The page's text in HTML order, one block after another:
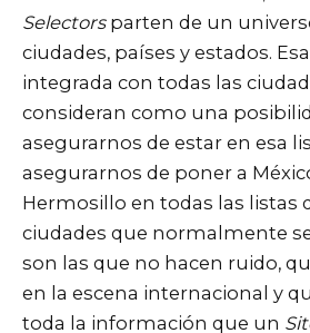
Selectorsparten de un
ciudades, países y estados.
integrada con todas las
consideran como una
asegurarnos de estar en esa
asegurarnos de poner a
Hermosillo en todas las listas
ciudades que normalmente
son las que no hacen ruido,
en la escena internacional y
toda la información que un